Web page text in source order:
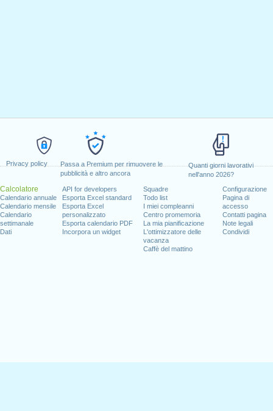
Privacy policy
Passa a Premium per rimuovere le
pubblicità e altro ancora
Quanti giorni lavorativi
nell'anno 2026?
Calcolatore
Calendario annuale
Calendario mensile
Calendario
settimanale
Dati
API for developers
Esporta Excel standard
Esporta Excel
personalizzato
Esporta calendario PDF
Incorpora un widget
Squadre
Todo list
I miei compleanni
Centro promemoria
La mia pianificazione
L'ottimizzatore delle
vacanza
Caffè del mattino
Configurazione
Pagina di
accesso
Contatti pagina
Note legali
Condividi